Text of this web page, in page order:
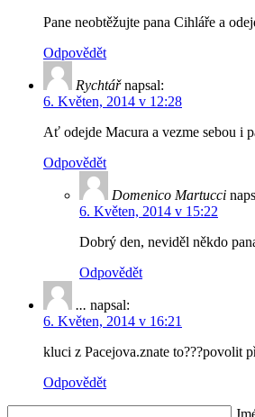
Pane neobtěžujte pana Cihláře a
Odpovědět
Rychtář napsal:
6. Květen, 2014 v 12:28
Ať odejde Macura a vezme sebou i
Odpovědět
Domenico Martucci
6. Květen, 2014 v 15:22
Dobrý den, neviděl někdo
Odpovědět
... napsal:
6. Květen, 2014 v 16:21
kluci z Pacejova.znate to???povolit
Odpovědět